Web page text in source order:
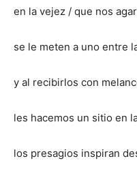
en la vejez / que nos
se le meten a uno entre
y al recibirlos con
les hacemos un sitio en
los presagios inspiran